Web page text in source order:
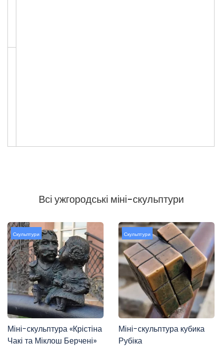
Всі ужгородські міні-скульптури
Скульптури
Міні-скульптура «Крістіна
Чакі та Міклош Берчені»
Скульптури
Міні-скульптура кубика
Рубіка